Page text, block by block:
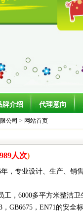
牌介绍 代理意向
公司 > 网站首页
人次)
专业设计、生产、销
，6000多平方米整洁卫
GB6675，EN71的安全